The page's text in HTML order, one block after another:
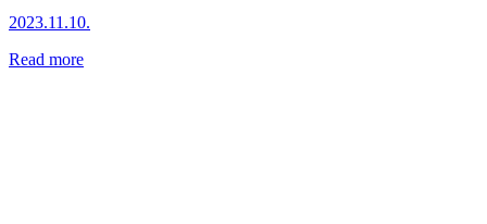
2023.11.10.
Read more